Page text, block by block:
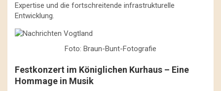
Expertise und die fortschreitende infrastrukturelle
Entwicklung.
Foto: Braun-Bunt-Fotografie
Festkonzert im Königlichen Kurhaus – Eine
Hommage in Musik